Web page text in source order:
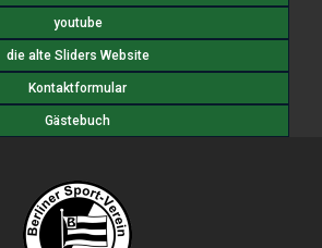
youtube
die alte Sliders Website
Kontaktformular
Gästebuch